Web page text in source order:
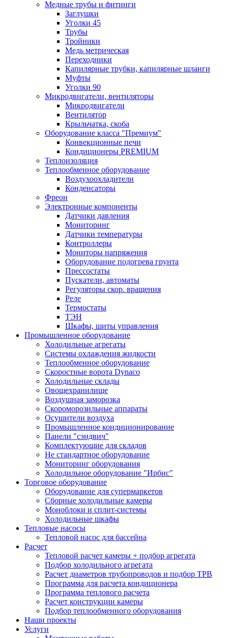
Медные трубы и фитинги
Заглушки
Уголки 45
Трубы
Тройники
Медь метрическая
Переходники
Капилярные трубки, капилярные шланги
Муфты
Уголки 90
Микродвигатели, вентиляторы
Микродвигатели
Вентилятор
Крыльчатка, скоба
Оборудование класса "Премиум"
Конвекционные печи
Кондиционеры PREMIUM
Теплоизоляция
Теплообменное оборудование
Воздухоохладители
Конденсаторы
Фреон
Электронные компоненты
Датчики давления
Мониторинг
Датчики температуры
Контроллеры
Мониторы напряжения
Оборудование подогрева грунта
Прессостаты
Пускатели, автоматы
Регуляторы скор. вращения
Реле
Термостаты
ТЭН
Шкафы, шиты управления
Промышленное оборудование
Холодильные агрегаты
Системы охлаждения жидкости
Теплообменное оборудование
Скоростные ворота Dynaco
Холодильные склады
Овощехранилище
Воздушная заморозка
Скороморозильные аппараты
Осушители воздуха
Промышленное кондиционирование
Панели "сэндвич"
Комплектующие для складов
Не стандартное оборудование
Мониторинг оборудования
Холодильное оборудование "Ирбис"
Торговое оборудование
Оборудование для супермаркетов
Сборные холодильные камеры
Моноблоки и сплит-системы
Холодильные шкафы
Тепловые насосы
Тепловой насос для бассейна
Расчет
Тепловой расчет камеры + подбор агрегата
Подбор холодильного агрегата
Расчет диаметров трубопроводов и подбор ТРВ
Программа для расчета кондиционера
Программа теплового расчета
Расчет конструкции камеры
Подбор теплообменного оборудования
Наши проекты
Услуги